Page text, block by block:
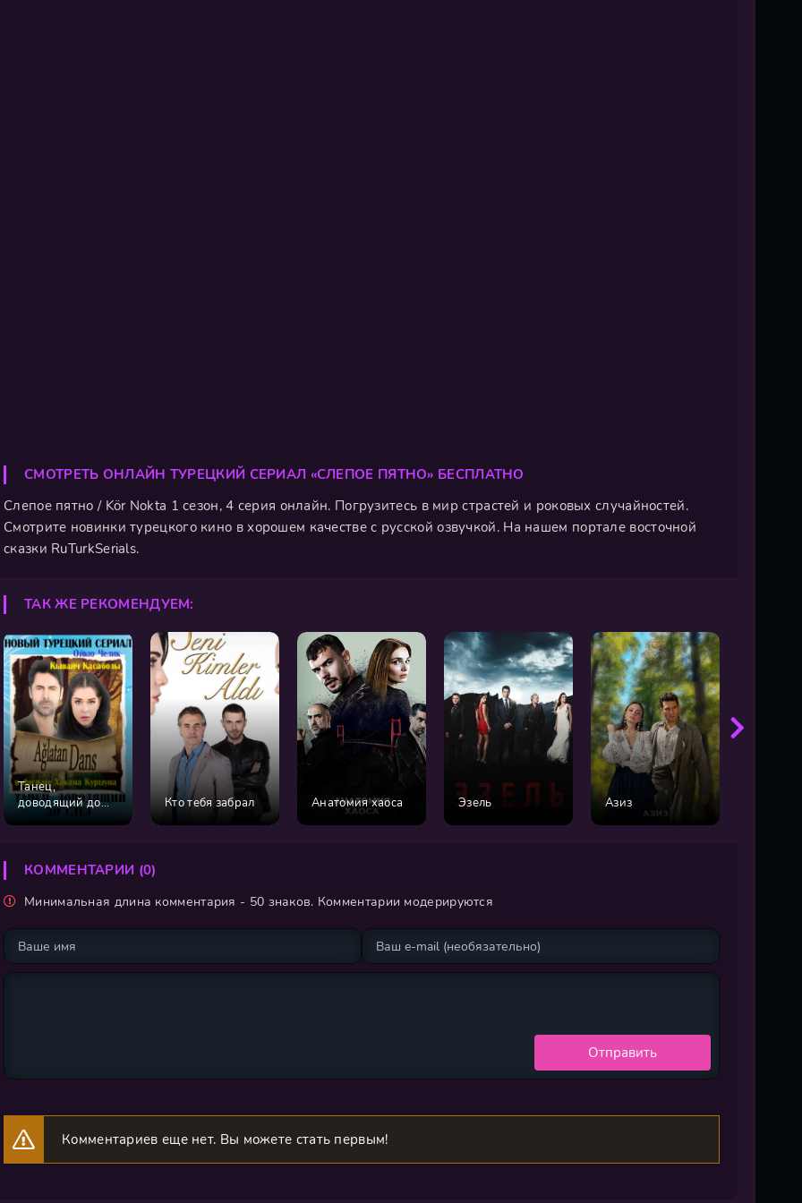
СМОТРЕТЬ ОНЛАЙН ТУРЕЦКИЙ СЕРИАЛ «СЛЕПОЕ ПЯТНО» БЕСПЛАТНО
Слепое пятно / Kör Nokta 1 сезон, 4 серия онлайн. Погрузитесь в мир страстей и роковых случайностей.
Смотрите новинки турецкого кино в хорошем качестве с русской озвучкой. На нашем портале восточной
сказки RuTurkSerials.
ТАК ЖЕ РЕКОМЕНДУЕМ:
Танец,
доводящий до
Кто тебя забрал Анатомия хаоса Эзель Азиз
КОММЕНТАРИИ (0)
Минимальная длина комментария - 50 знаков. Комментарии модерируются
Отправить
Комментариев еще нет. Вы можете стать первым!